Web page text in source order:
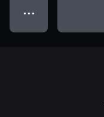
● ● ●